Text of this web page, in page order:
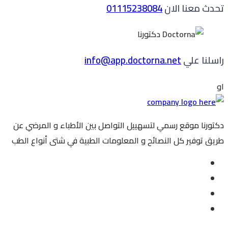
تحدث معنا الان01115238084
راسلنا عليinfo@app.doctorna.net
او
دكتورنا موقع رسمي لتسهييل التواصل بين الأطباء و المرضي عن
طريق توفير كل النصائح و المعلومات الطبية في شتى أنواع الطب